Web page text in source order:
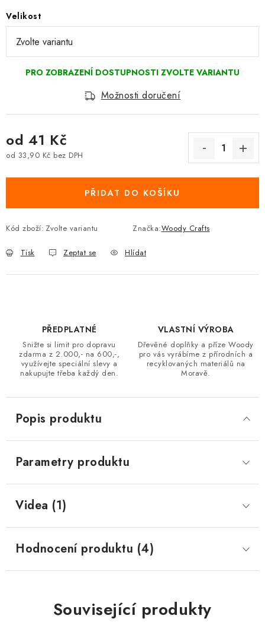
Velikost
Možnosti doručení
od 41 Kč
od 33,90 Kč bez DPH
PŘIDAT DO KOŠÍKU
Kód zboží: Zvolte variantu Značka:Woody Crafts
Tisk Zeptat se Hlídat
PŘEDPLATNÉ
Snižte si limit pro dopravu
zdarma z 2.000,- na 600,-,
využívejte speciální slevy a
nakupujte třeba každý den.
VLASTNÍ VÝROBA
Dřevěné doplňky a příze Woody
pro vás vyrábíme z přírodních a
recyklovaných materiálů na
Moravě.
Popis produktu
Parametry produktu
Videa (1)
Hodnocení produktu (4)
Související produkty